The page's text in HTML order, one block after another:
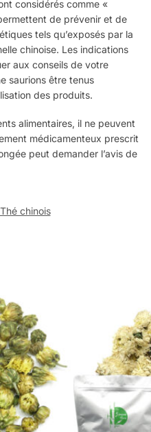
considérés comme «
de prévenir et de
tels qu’exposés par la
chinoise. Les indications
aux conseils de votre
saurions être tenus
des produits.
alimentaires, il ne peuvent
médicamenteux prescrit
peut demander l’avis de
Thé chinois